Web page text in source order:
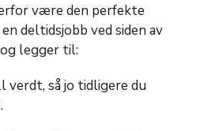
være den perfekte
deltidsjobb ved siden av
legger til:
verdt, så jo tidligere du